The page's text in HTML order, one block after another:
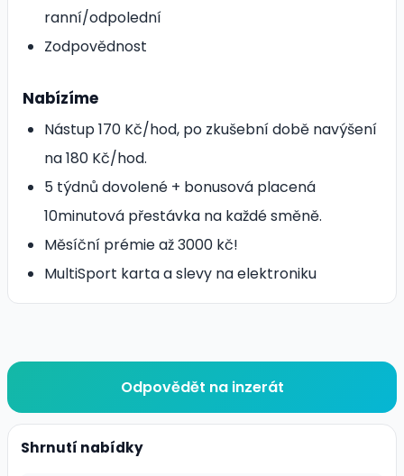
ranní/odpolední
Zodpovědnost
Nabízíme
Nástup 170 Kč/hod, po zkušební době navýšení
na 180 Kč/hod.
5 týdnů dovolené + bonusová placená
10minutová přestávka na každé směně.
Měsíční prémie až 3000 kč!
MultiSport karta a slevy na elektroniku
Odpovědět na inzerát
Shrnutí nabídky